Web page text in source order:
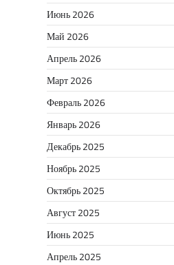
Июнь 2026
Май 2026
Апрель 2026
Март 2026
Февраль 2026
Январь 2026
Декабрь 2025
Ноябрь 2025
Октябрь 2025
Август 2025
Июнь 2025
Апрель 2025